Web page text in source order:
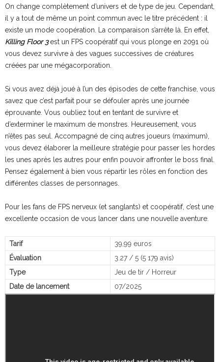
On change complètement d’univers et de type de jeu. Cependant,
il y a tout de même un point commun avec le titre précédent : il
existe un mode coopération. La comparaison s’arrête là. En effet,
Killing Floor 3est un FPS coopératif qui vous plonge en 2091 où
vous devez survivre à des vagues successives de créatures
créées par une mégacorporation.
Si vous avez déjà joué à l’un des épisodes de cette franchise, vous
savez que c’est parfait pour se défouler après une journée
éprouvante. Vous oubliez tout en tentant de survivre et
d’exterminer le maximum de monstres. Heureusement, vous
n’êtes pas seul. Accompagné de cinq autres joueurs (maximum),
vous devez élaborer la meilleure stratégie pour passer les hordes
les unes après les autres pour enfin pouvoir affronter le boss final.
Pensez également à bien vous répartir les rôles en fonction des
différentes classes de personnages.
Pour les fans de FPS nerveux (et sanglants) et coopératif, c’est une
excellente occasion de vous lancer dans une nouvelle aventure.
Tarif
39,99 euros
Évaluation
3.27 / 5 (5 179 avis)
Type
Jeu de tir / Horreur
Date de lancement
07/2025